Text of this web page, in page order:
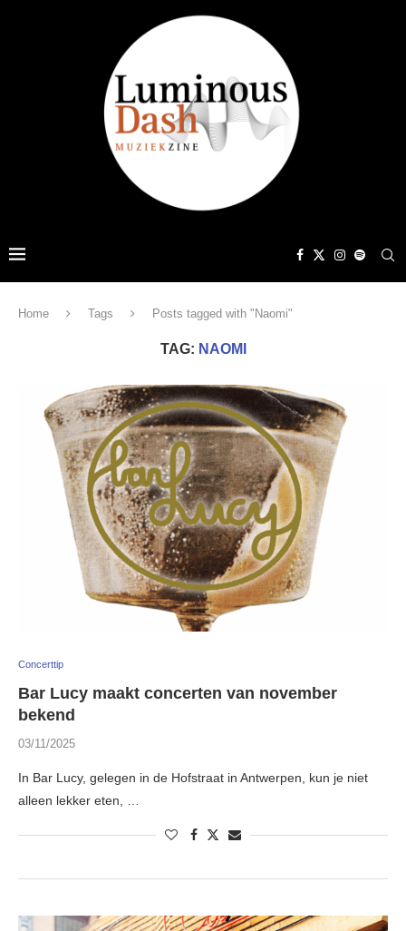
Home Tags Posts tagged with "Naomi"
TAG: NAOMI
Concerttip
Bar Lucy maakt concerten van november
bekend
03/11/2025
In Bar Lucy, gelegen in de Hofstraat in Antwerpen, kun je niet
alleen lekker eten, …